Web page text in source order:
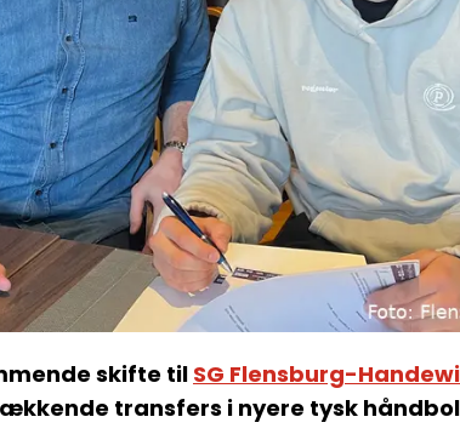
skifte til SG Flensburg-
transfers i nyere tysk